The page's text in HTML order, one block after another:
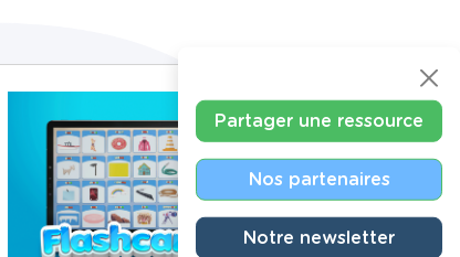
Partager une ressource
Nos partenaires
Notre newsletter